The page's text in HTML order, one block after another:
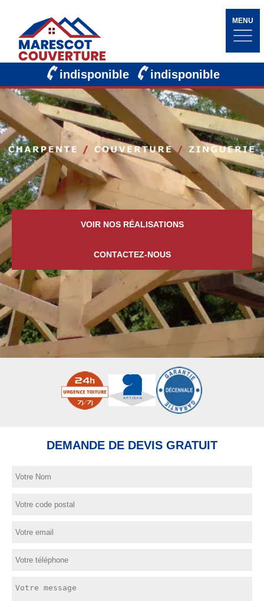
MENU
indisponible indisponible
VOIR NOS RÉALISATIONS
CONTACTEZ-NOUS
DEMANDE DE DEVIS GRATUIT